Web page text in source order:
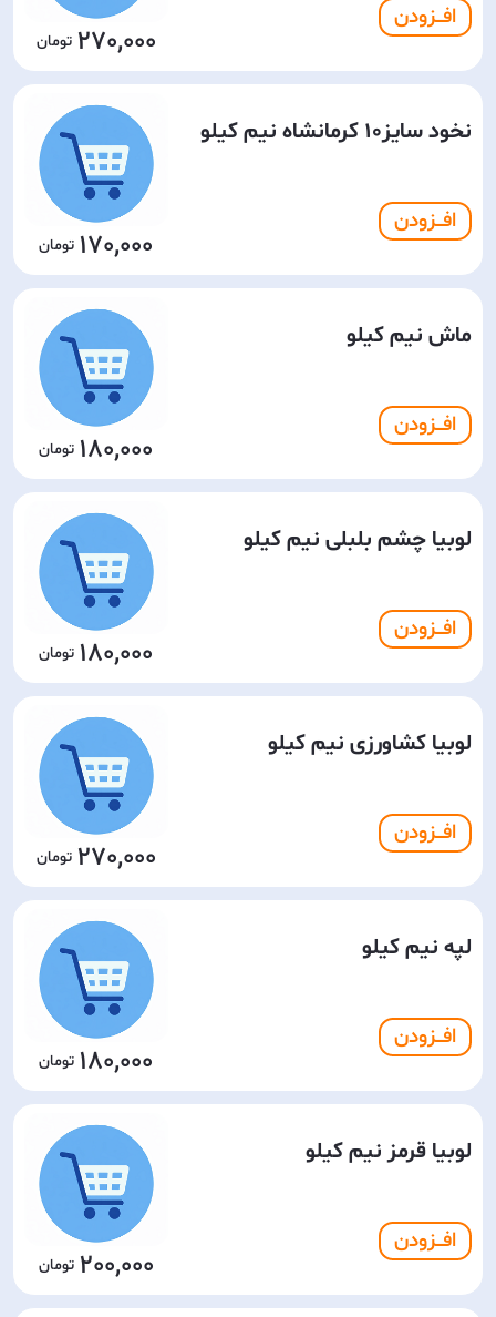
افـــزودن
270,000
نخود سایز10 کرمانشاه نیم کیلو
افـــزودن
170,000
ماش نیم کیلو
افـــزودن
180,000
لوبیا چشم بلبلی نیم کیلو
افـــزودن
180,000
لوبیا کشاورزی نیم کیلو
افـــزودن
270,000
لپه نیم کیلو
افـــزودن
180,000
لوبیا قرمز نیم کیلو
افـــزودن
200,000